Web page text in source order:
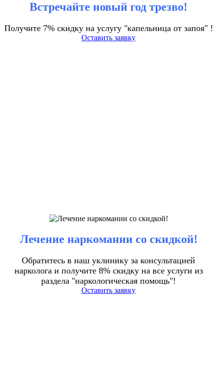
Встречайте новый год трезво!
Получите 7% скидку на услугу "капельница от запоя" !
Оставить заявку
Лечение наркомании со скидкой!
Обратитесь в наш уклинику за консультацией
нарколога и получите 8% скидку на все услуги из
раздела "наркологическая помощь"!
Оставить заявку